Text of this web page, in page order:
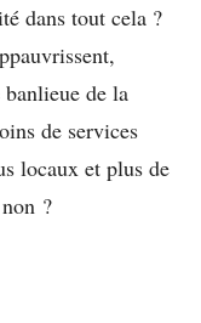
dans tout cela ?
de la
de services
locaux et plus de
?